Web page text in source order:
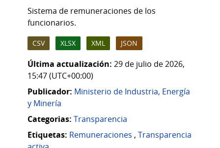
Sistema de remuneraciones de los
funcionarios.
CSV XLSX XML JSON
Última actualización: 29 de julio de 2026,
15:47 (UTC+00:00)
Publicador: Ministerio de Industria, Energía
y Minería
Categorias: Transparencia
Etiquetas: Remuneraciones , Transparencia